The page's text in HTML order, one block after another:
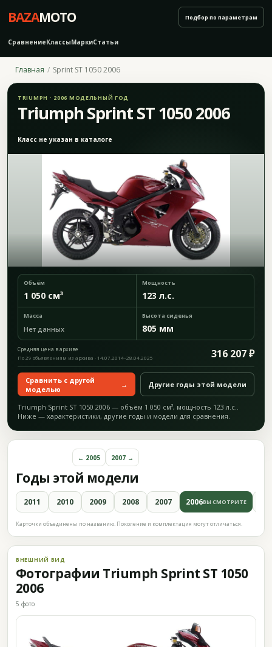
BAZAMOTO
СравнениеКлассыМаркиСтатьи
Подбор по параметрам
Главная Sprint ST 1050 2006
TRIUMPH · 2006 МОДЕЛЬНЫЙ ГОД
Triumph Sprint ST 1050 2006
Класс не указан в каталоге
Объём
1 050 см³
Мощность
123 л.с.
Масса
Нет данных
Высота сиденья
805 мм
Средняя цена в архиве 316 207 ₽
По 29 объявлениям из архива · 14.07.2014–28.04.2025
Сравнить с другой
моделью
→ Другие годы этой модели
Triumph Sprint ST 1050 2006 — объём 1 050 см³, мощность 123 л.с..
Ниже — характеристики, другие годы и модели для сравнения.
Годы этой модели
← 2005 2007 →
2011 2010 2009 2008 2007 2006ВЫ СМОТРИТЕ
Карточки объединены по названию. Поколение и комплектация могут отличаться.
ВНЕШНИЙ ВИД
Фотографии Triumph Sprint ST 1050
2006
5 фото